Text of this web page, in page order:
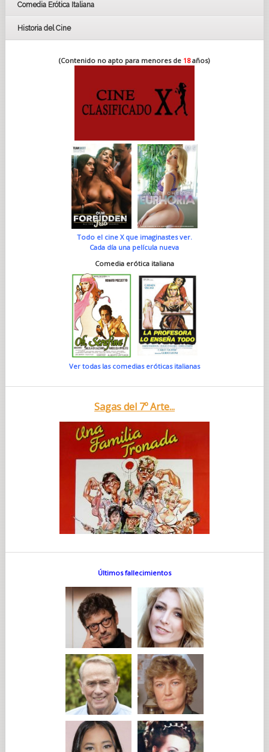
Comedia Erótica Italiana
Historia del Cine
(Contenido no apto para menores de 18años)
Todo el cine X que imaginastes ver.
Cada día una película nueva
Comedia erótica italiana
Ver todas las comedias eróticas italianas
Sagas del 7º Arte...
Últimos fallecimientos